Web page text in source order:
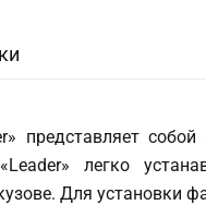
представляет
легко
Для установки